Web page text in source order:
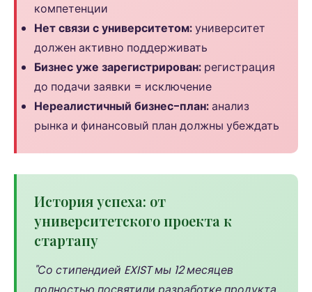
компетенции
Нет связи с университетом:университет
должен активно поддерживать
Бизнес уже зарегистрирован: регистрация
до подачи заявки = исключение
Нереалистичный бизнес-план:анализ
рынка и финансовый план должны убеждать
История успеха: от
университетского проекта к
стартапу
"Со стипендией EXIST мы 12 месяцев